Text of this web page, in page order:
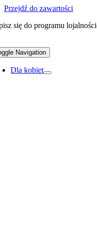
Przejdź do zawartości
się do programu
Navigation
Dla kobiet